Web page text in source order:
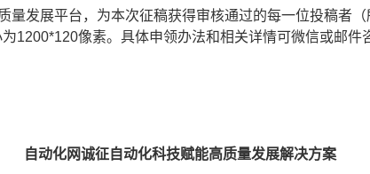
量发展平台，为本次征稿获得审核通过的每一位投稿者
1200*120像素。具体申领办法和相关详情可微信或邮件
自动化网诚征自动化科技赋能高质量发展解决方案